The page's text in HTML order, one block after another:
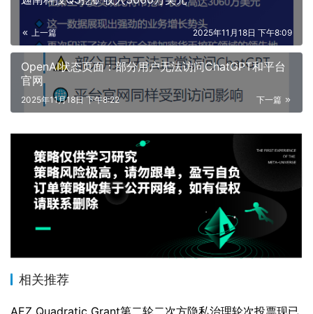
上一篇 2025年11月18日 下午8:09
OpenAI状态页面：部分用户无法访问ChatGPT和平台
官网
下一篇
2025年11月18日 下午8:22
相关推荐
AEZ Quadratic Grant第二轮二次方隐私治理轮次投票现已